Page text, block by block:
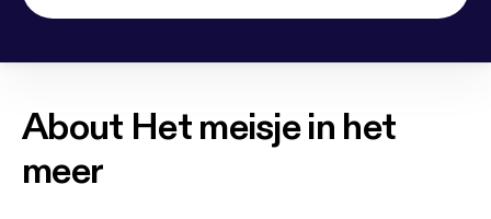
About Het meisje in het
meer